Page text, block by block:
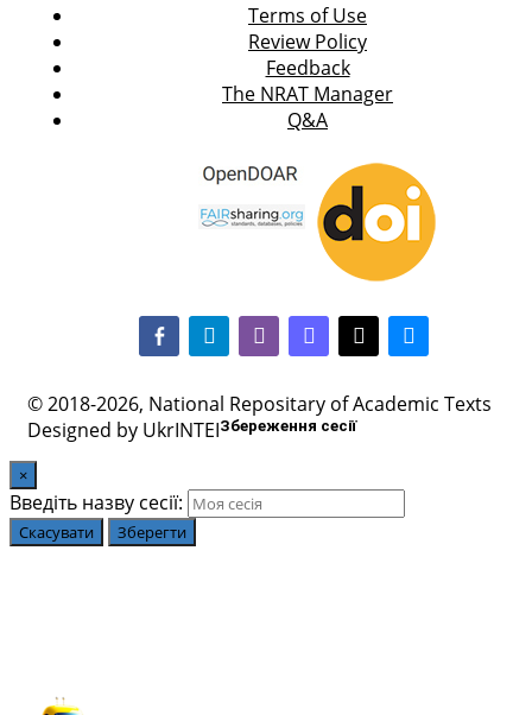
Terms of Use
Review Policy
Feedback
The NRAT Manager
Q&A
facebook-alt
telegramwhatsappmastodonthreadsbluesky
© 2018-2026, National Repositary of Academic Texts
Designed by UkrINTEIЗбереження сесії
×
Введіть назву сесії:
Скасувати Зберегти